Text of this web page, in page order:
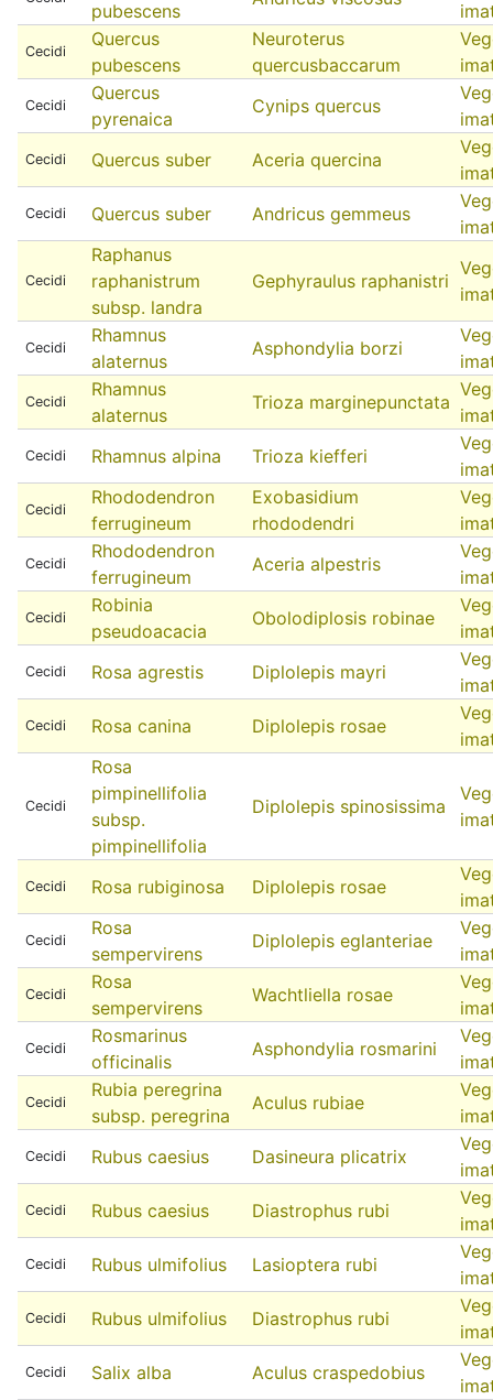
pubescens
Cecidi
Quercus
pubescens
Neuroterus
quercusbaccarum
Cecidi
Quercus
pyrenaica
Cynips quercus
Cecidi Quercus suber Aceria quercina
Cecidi Quercus suber Andricus gemmeus
Cecidi
Raphanus
raphanistrum
subsp. landra
Gephyraulus raphanistri
Cecidi
Rhamnus
alaternus
Asphondylia borzi
Cecidi
Rhamnus
alaternus
Trioza marginepunctata
Cecidi Rhamnus alpina Trioza kiefferi
Cecidi
Rhododendron
ferrugineum
Exobasidium
rhododendri
Cecidi
Rhododendron
ferrugineum
Aceria alpestris
Cecidi
Robinia
pseudoacacia
Obolodiplosis robinae
Cecidi Rosa agrestis Diplolepis mayri
Cecidi Rosa canina Diplolepis rosae
Cecidi
Rosa
pimpinellifolia
subsp.
pimpinellifolia
Diplolepis spinosissima
Cecidi Rosa rubiginosa Diplolepis rosae
Cecidi
Rosa
sempervirens
Diplolepis eglanteriae
Cecidi
Rosa
sempervirens
Wachtliella rosae
Cecidi
Rosmarinus
officinalis
Asphondylia rosmarini
Cecidi
Rubia peregrina
subsp. peregrina
Aculus rubiae
Cecidi Rubus caesius Dasineura plicatrix
Cecidi Rubus caesius Diastrophus rubi
Cecidi Rubus ulmifolius Lasioptera rubi
Cecidi Rubus ulmifolius Diastrophus rubi
Cecidi Salix alba Aculus craspedobius